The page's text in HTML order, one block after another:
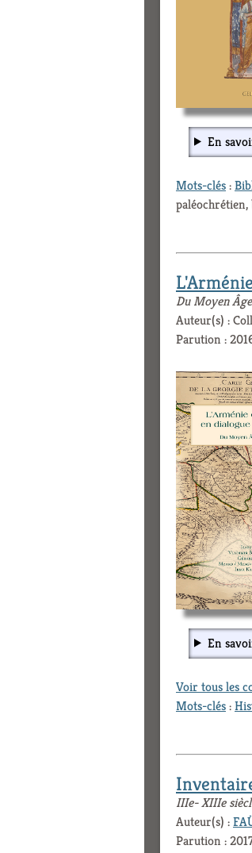
En
Mots-clés:
Du Moyen
Auteur(s) :
Parution :
En
Voir tous les
Mots-clés:
IIIe- XIIIe
Auteur(s) :
Parution :